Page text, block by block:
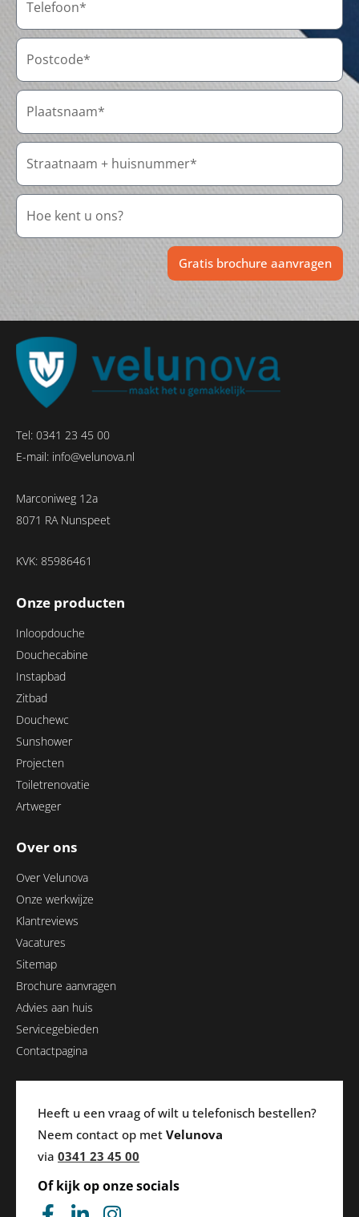
Gratis brochure aanvragen
Tel: 0341 23 45 00
E-mail: info@velunova.nl
Marconiweg 12a
8071 RA Nunspeet
KVK: 85986461
Onze producten
Inloopdouche
Douchecabine
Instapbad
Zitbad
Douchewc
Sunshower
Projecten
Toiletrenovatie
Artweger
Over ons
Over Velunova
Onze werkwijze
Klantreviews
Vacatures
Sitemap
Brochure aanvragen
Advies aan huis
Servicegebieden
Contactpagina
Heeft u een vraag of wilt u telefonisch bestellen?
Neem contact op met Velunova
via 0341 23 45 00
Of kijk op onze socials